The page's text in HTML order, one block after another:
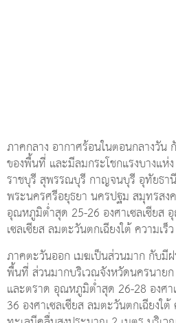
ภาคกลาง อากาศร้อนในตอนกลางวั
ของพื้นที่ และมีลมกระโชกแรงบางแห่
ราชบุรี สุพรรณบุรี กาญจนบุรี อุทัยธา
พระนครศรีอยุธยา นครปฐม สมุทรสง
อุณหภูมิต่ำสุด 25-26 องศาเซลเซียส
เซลเซียส ลมตะวันตกเฉียงใต้ ความเ
ภาคตะวันออก เมฆเป็นส่วนมาก กับมี
พื้นที่ ส่วนมากบริเวณจังหวัดนครนาย
และตราด อุณหภูมิต่ำสุด 26-28 องศ
36 องศาเซลเซียส ลมตะวันตกเฉียงใ